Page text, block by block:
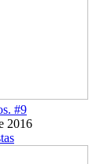
#9
2016